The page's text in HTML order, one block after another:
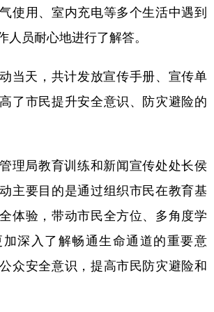
使用、室内充电等多个生活中遇到
人员耐心地进行了解答。
天，共计发放宣传手册、宣传单
了市民提升安全意识、防灾避险的
局教育训练和新闻宣传处处长侯
主要目的是通过组织市民在教育基
体验，带动市民全方位、多角度学
深入了解畅通生命通道的重要意
众安全意识，提高市民防灾避险和